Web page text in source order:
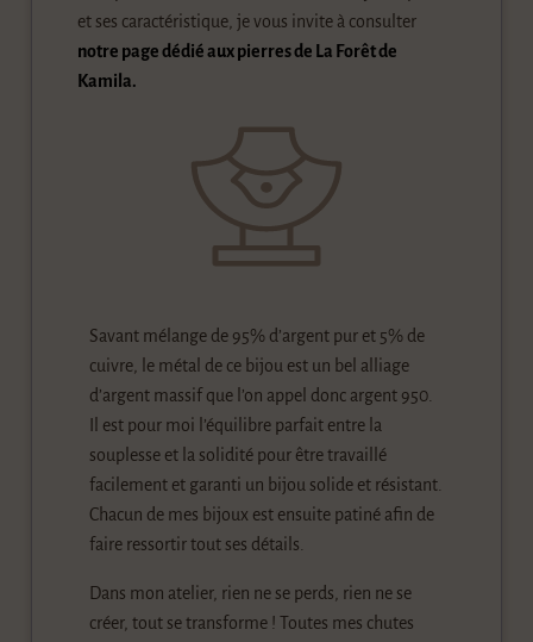
et ses caractéristique, je vous invite à consulter
notre page dédié aux pierres de La Forêt de
Kamila.
Savant mélange de 95% d’argent pur et 5% de
cuivre, le métal de ce bijou est un bel alliage
d’argent massif que l’on appel donc argent 950.
Il est pour moi l’équilibre parfait entre la
souplesse et la solidité pour être travaillé
facilement et garanti un bijou solide et résistant.
Chacun de mes bijoux est ensuite patiné afin de
faire ressortir tout ses détails.
Dans mon atelier, rien ne se perds, rien ne se
créer, tout se transforme ! Toutes mes chutes